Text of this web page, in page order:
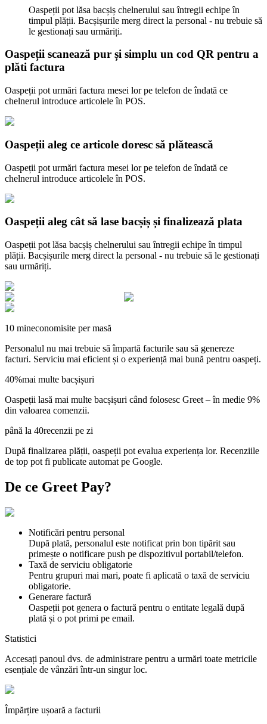
Oaspeții pot lăsa bacșiș chelnerului sau întregii echipe în
timpul plății. Bacșișurile merg direct la personal - nu trebuie să
le gestionați sau urmăriți.
Oaspeții scanează pur și simplu un cod QR pentru a
plăti factura
Oaspeții pot urmări factura mesei lor pe telefon de îndată ce
chelnerul introduce articolele în POS.
Oaspeții aleg ce articole doresc să plătească
Oaspeții pot urmări factura mesei lor pe telefon de îndată ce
chelnerul introduce articolele în POS.
Oaspeții aleg cât să lase bacșiș și finalizează plata
Oaspeții pot lăsa bacșiș chelnerului sau întregii echipe în timpul
plății. Bacșișurile merg direct la personal - nu trebuie să le gestionați
sau urmăriți.
10 mineconomisite per masă
Personalul nu mai trebuie să împartă facturile sau să genereze
facturi. Serviciu mai eficient și o experiență mai bună pentru oaspeți.
40%mai multe bacșișuri
Oaspeții lasă mai multe bacșișuri când folosesc Greet – în medie 9%
din valoarea comenzii.
până la 40recenzii pe zi
După finalizarea plății, oaspeții pot evalua experiența lor. Recenziile
de top pot fi publicate automat pe Google.
De ce Greet Pay?
Notificări pentru personal
După plată, personalul este notificat prin bon tipărit sau
primește o notificare push pe dispozitivul portabil/telefon.
Taxă de serviciu obligatorie
Pentru grupuri mai mari, poate fi aplicată o taxă de serviciu
obligatorie.
Generare factură
Oaspeții pot genera o factură pentru o entitate legală după
plată și o pot primi pe email.
Statistici
Accesați panoul dvs. de administrare pentru a urmări toate metricile
esențiale de vânzări într-un singur loc.
Împărțire ușoară a facturii